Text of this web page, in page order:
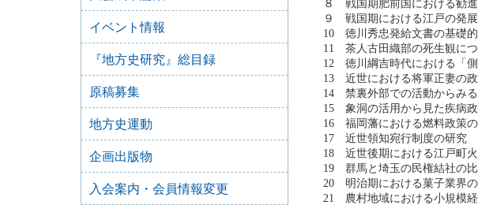
８ 戦国期肥前国における勧
９ 戦国期における江戸の発
10 徳川秀忠発給文書の基礎
11 茶人古田織部の死生観に
12 徳川綱吉時代における「
13 近世における将軍正妻の
14 禁裏外部での活動からみ
15 象洞の活用から見た疾病
16 福岡藩における燃料政策
17 近世領知宛行制度の研究
18 近世後期における江戸町
19 群馬と埼玉の民権結社の
20 明治期における菓子業界
21 農村地域における小規模
イベント情報
『地方史研究』総目録
原稿募集
地方史運動
企画出版物
入会案内・会員情報変更